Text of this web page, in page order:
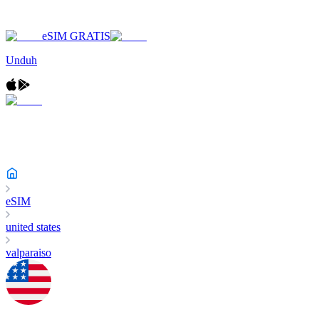
eSIM GRATIS
Unduh
eSIM
united states
valparaiso